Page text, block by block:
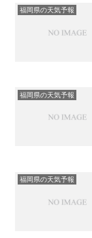
福岡県の天気予報
福岡県の天気予報
福岡県の天気予報